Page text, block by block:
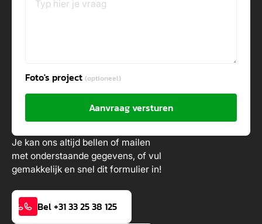
Foto's project(optioneel)
Aanvraag versturen
Je kan ons altijd bellen of mailen
met onderstaande gegevens, of vul
gemakkelijk en snel dit formulier in!
Bel +31 33 25 38 125